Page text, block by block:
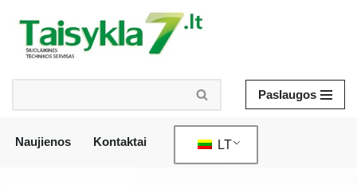
Pereiti
prie
turinio
Paslaugos
Naujienos Kontaktai LT